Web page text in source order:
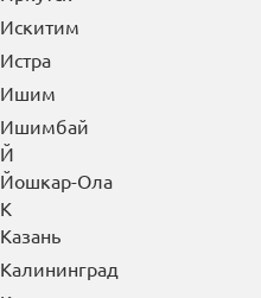
Искитим
Истра
Ишим
Ишимбай
Й
Йошкар-Ола
К
Казань
Калининград